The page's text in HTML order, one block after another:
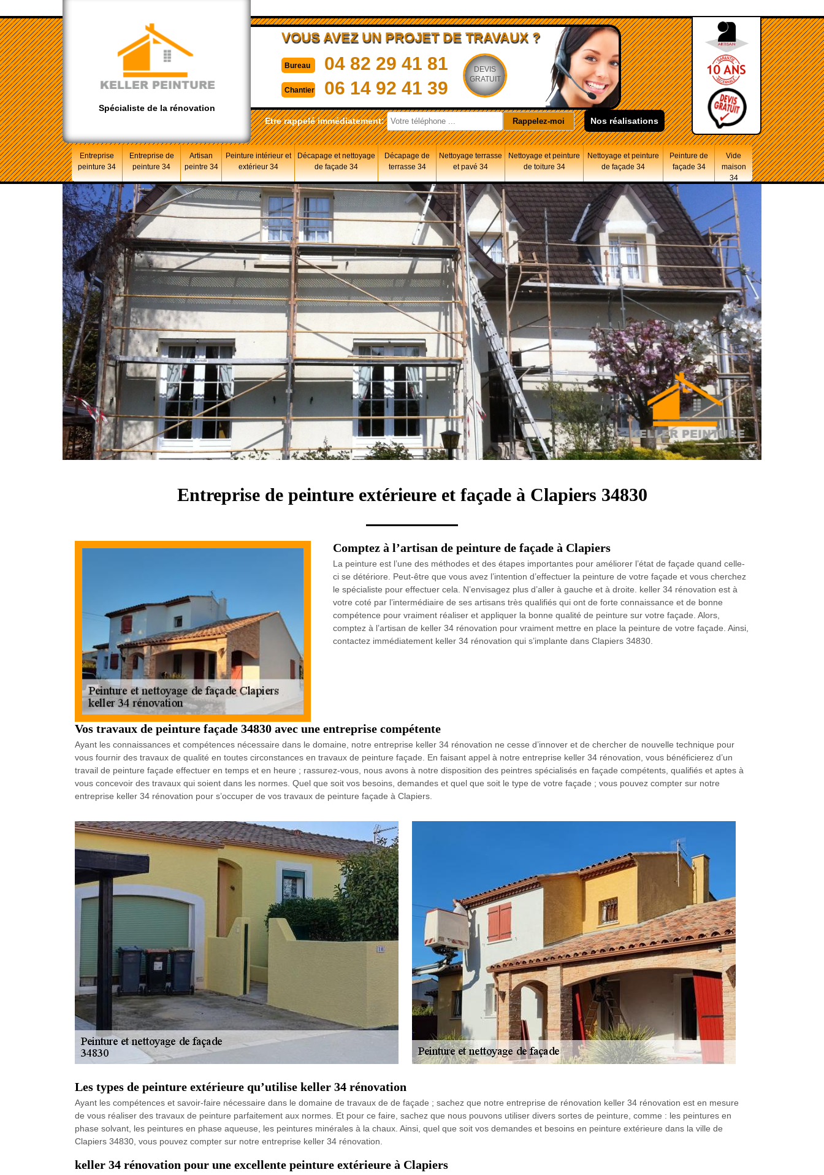
Spécialiste de la rénovation
VOUS AVEZ UN PROJET DE TRAVAUX ?
Bureau 04 82 29 41 81
Chantier 06 14 92 41 39
DEVIS
GRATUIT
Etre rappelé immédiatement: Nos réalisations
Entreprise
peinture 34
Entreprise de
peinture 34
Artisan
peintre 34
Peinture intérieur et
extérieur 34
Décapage et nettoyage
de façade 34
Décapage de
terrasse 34
Nettoyage terrasse
et pavé 34
Nettoyage et peinture
de toiture 34
Nettoyage et peinture
de façade 34
Peinture de
façade 34
Vide
maison
34
Entreprise de peinture extérieure et façade à Clapiers 34830
Comptez à l’artisan de peinture de façade à Clapiers
La peinture est l’une des méthodes et des étapes importantes pour améliorer l’état de façade quand celle-
ci se détériore. Peut-être que vous avez l’intention d’effectuer la peinture de votre façade et vous cherchez
le spécialiste pour effectuer cela. N’envisagez plus d’aller à gauche et à droite. keller 34 rénovation est à
votre coté par l’intermédiaire de ses artisans très qualifiés qui ont de forte connaissance et de bonne
compétence pour vraiment réaliser et appliquer la bonne qualité de peinture sur votre façade. Alors,
comptez à l’artisan de keller 34 rénovation pour vraiment mettre en place la peinture de votre façade. Ainsi,
contactez immédiatement keller 34 rénovation qui s’implante dans Clapiers 34830.
Vos travaux de peinture façade 34830 avec une entreprise compétente
Ayant les connaissances et compétences nécessaire dans le domaine, notre entreprise keller 34 rénovation ne cesse d’innover et de chercher de nouvelle technique pour
vous fournir des travaux de qualité en toutes circonstances en travaux de peinture façade. En faisant appel à notre entreprise keller 34 rénovation, vous bénéficierez d’un
travail de peinture façade effectuer en temps et en heure ; rassurez-vous, nous avons à notre disposition des peintres spécialisés en façade compétents, qualifiés et aptes à
vous concevoir des travaux qui soient dans les normes. Quel que soit vos besoins, demandes et quel que soit le type de votre façade ; vous pouvez compter sur notre
entreprise keller 34 rénovation pour s’occuper de vos travaux de peinture façade à Clapiers.
Les types de peinture extérieure qu’utilise keller 34 rénovation
Ayant les compétences et savoir-faire nécessaire dans le domaine de travaux de de façade ; sachez que notre entreprise de rénovation keller 34 rénovation est en mesure
de vous réaliser des travaux de peinture parfaitement aux normes. Et pour ce faire, sachez que nous pouvons utiliser divers sortes de peinture, comme : les peintures en
phase solvant, les peintures en phase aqueuse, les peintures minérales à la chaux. Ainsi, quel que soit vos demandes et besoins en peinture extérieure dans la ville de
Clapiers 34830, vous pouvez compter sur notre entreprise keller 34 rénovation.
keller 34 rénovation pour une excellente peinture extérieure à Clapiers